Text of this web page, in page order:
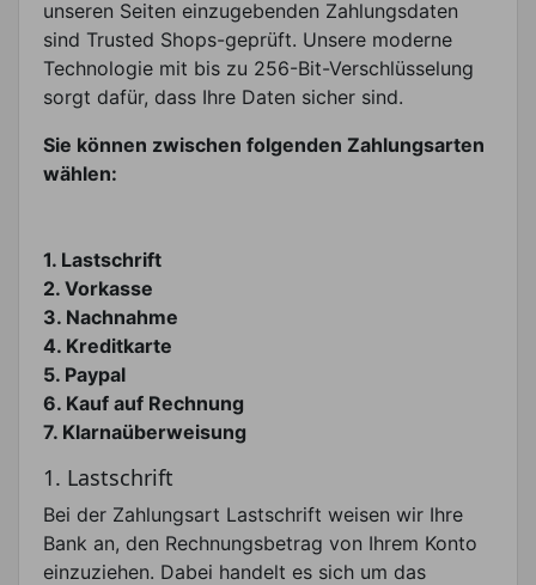
unseren Seiten einzugebenden Zahlungsdaten
sind Trusted Shops-geprüft. Unsere moderne
Technologie mit bis zu 256-Bit-Verschlüsselung
sorgt dafür, dass Ihre Daten sicher sind.
Sie können zwischen folgenden Zahlungsarten
wählen:
1. Lastschrift
2. Vorkasse
3. Nachnahme
4. Kreditkarte
5. Paypal
6. Kauf auf Rechnung
7. Klarnaüberweisung
1. Lastschrift
Bei der Zahlungsart Lastschrift weisen wir Ihre
Bank an, den Rechnungsbetrag von Ihrem Konto
einzuziehen. Dabei handelt es sich um das